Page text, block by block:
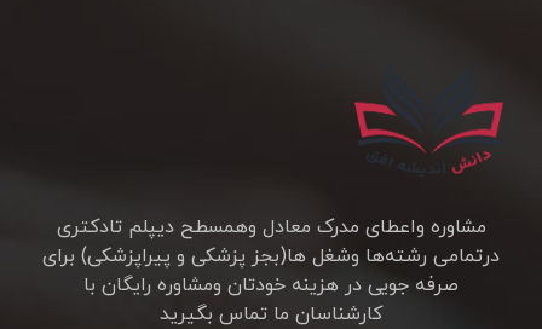
مشاوره واعطای مدرک معادل وهمسطح دیپلم تادکتری
درتمامی رشته‌ها وشغل ها(بجز پزشکی و پیراپزشکی)‍ برای
صرفه جویی در هزینه خودتان ومشاوره رایگان با
کارشناسان ما تماس بگیرید